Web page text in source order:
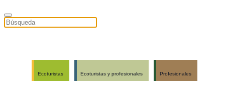
Ecoturistas Ecoturistas y profesionales Profesionales